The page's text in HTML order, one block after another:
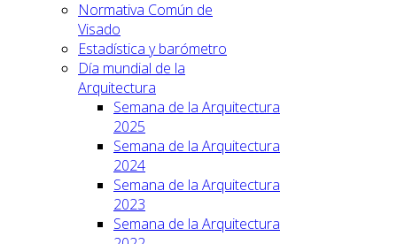
Normativa Común de
Visado
Estadística y barómetro
Día mundial de la
Arquitectura
Semana de la Arquitectura
2025
Semana de la Arquitectura
2024
Semana de la Arquitectura
2023
Semana de la Arquitectura